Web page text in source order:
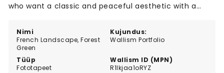
Nimi
French Landscape, Forest
Green
Kujundus:
Wallism Portfolio
Tüüp
Fototapeet
Wallism ID (MPN)
R1lkjaa1oRYZ
who want a classic and peaceful aesthetic with a